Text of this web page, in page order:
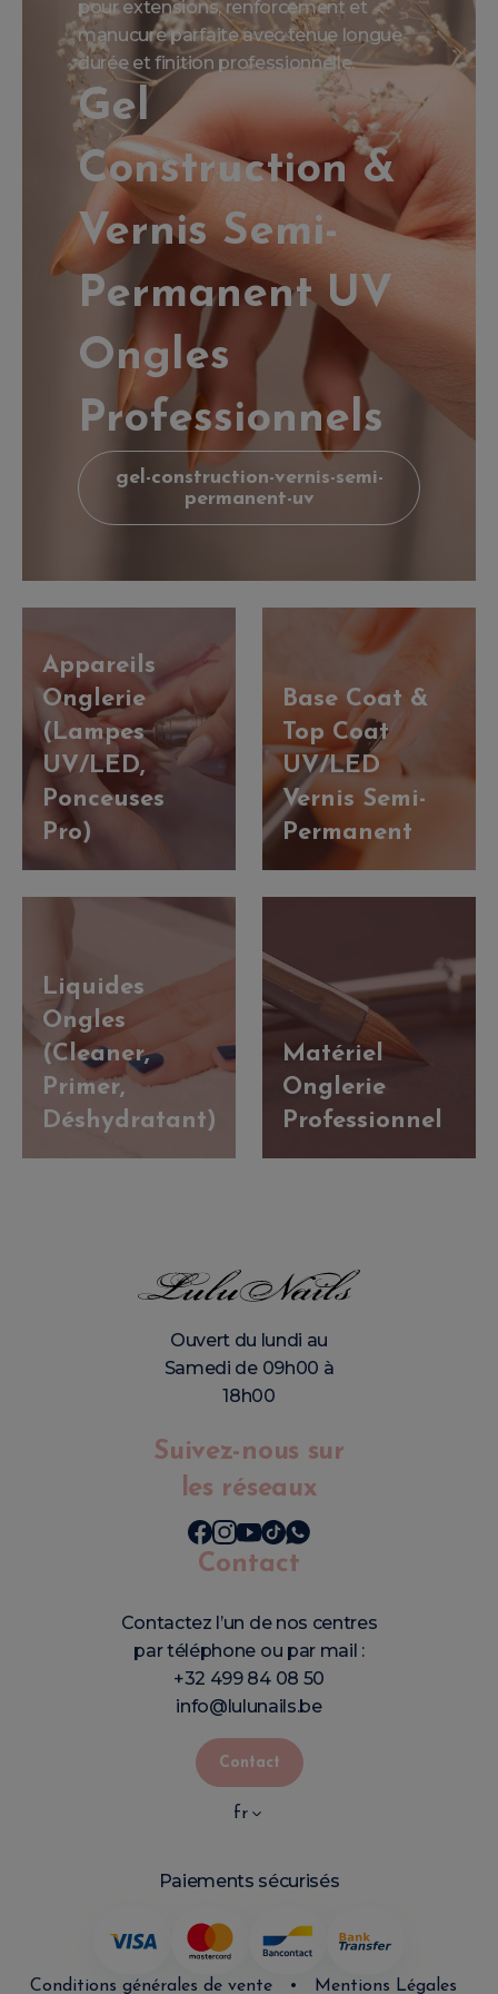
pour extensions, renforcement et
manucure parfaite avec tenue longue
durée et finition professionnelle.
Gel
Construction &
Vernis Semi-
Permanent UV
Ongles
Professionnels
gel-construction-vernis-semi-
permanent-uv
Appareils
Onglerie
(Lampes
UV/LED,
Ponceuses
Pro)
Base Coat &
Top Coat
UV/LED
Vernis Semi-
Permanent
Liquides
Ongles
(Cleaner,
Primer,
Déshydratant)
Matériel
Onglerie
Professionnel
Ouvert du lundi au
Samedi de 09h00 à
18h00
Suivez-nous sur
les réseaux
Contact
Contactez l’un de nos centres
par téléphone ou par mail :
+32 499 84 08 50
info@lulunails.be
Contact
fr
Paiements sécurisés
Conditions générales de vente • Mentions Légales